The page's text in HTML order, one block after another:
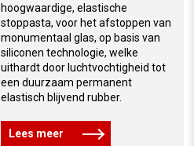
hoogwaardige, elastische
stoppasta, voor het afstoppen van
monumentaal glas, op basis van
siliconen technologie, welke
uithardt door luchtvochtigheid tot
een duurzaam permanent
elastisch blijvend rubber.
Lees meer